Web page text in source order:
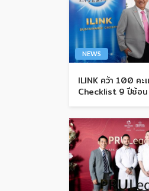
NEWS
ILINK คว้า 100 คะ
Checklist 9 ปีซ้อน